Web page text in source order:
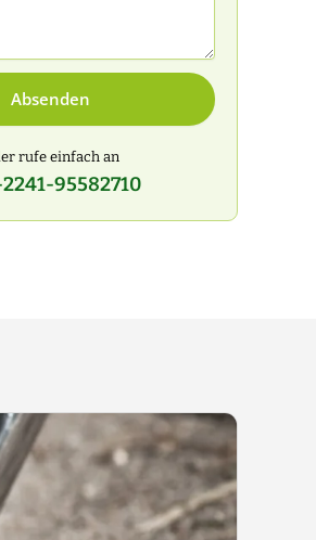
Absenden
rufe einfach an
95582710